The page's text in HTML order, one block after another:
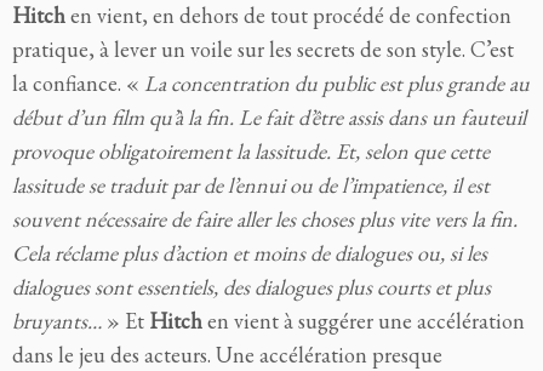
Hitchen vient, en dehors de tout procédé de confection
pratique, à lever un voile sur les secrets de son style. C’est
la confiance. « La concentration du public est plus grande au
début d’un film qu’à la fin. Le fait d’être assis dans un fauteuil
provoque obligatoirement la lassitude. Et, selon que cette
lassitude se traduit par de l’ennui ou de l’impatience, il est
souvent nécessaire de faire aller les choses plus vite vers la fin.
Cela réclame plus d’action et moins de dialogues ou, si les
dialogues sont essentiels, des dialogues plus courts et plus
bruyants… » Et Hitchen vient à suggérer une accélération
dans le jeu des acteurs. Une accélération presque